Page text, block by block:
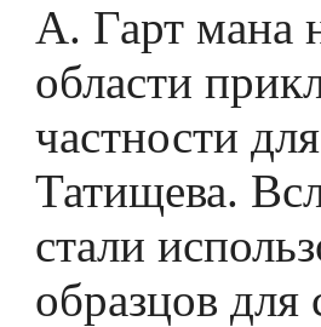
А. Гарт­ мана
области
частности
Татищева.
стали
образцов